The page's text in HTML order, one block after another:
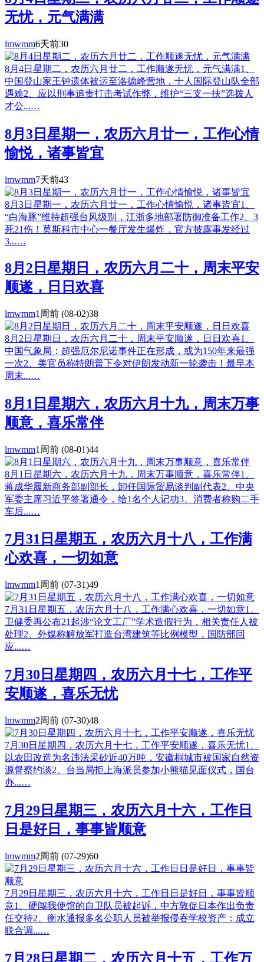
无忧，元气满满
lmwmm6天前30
8月4日星期二，农历六月廿二，工作顺遂无忧，元气满满1、
中国登山家王钟遗体被运至洛德峰营地，十人国际登山队全部
遇难2、应以刑事追责打击考试作弊，维护“三支一扶”选拨人
才公...…
8月3日星期一，农历六月廿一，工作心情
愉悦，诸事皆宜
lmwmm7天前43
8月3日星期一，农历六月廿一，工作心情愉悦，诸事皆宜1、
“白海豚”维持超强台风级别，江浙多地部署防御准备工作2、3
死21伤！莫斯科市中心一餐厅发生爆炸，官方披露事发经过
3...…
8月2日星期日，农历六月二十，周末平安
顺遂，日日欢喜
lmwmm1周前 (08-02)38
8月2日星期日，农历六月二十，周末平安顺遂，日日欢喜1、
中国气象局：超强厄尔尼诺事件正在形成，或为150年来最强
一次2、美官员称特朗普下令对伊朗发动新一轮袭击！最早本
周末...…
8月1日星期六，农历六月十九，周末万事
顺意，喜乐常伴
lmwmm1周前 (08-01)44
8月1日星期六，农历六月十九，周末万事顺意，喜乐常伴1、
蒋成华履新商务部副部长，卸任国际贸易谈判副代表2、中央
军委主席习近平签署通令，给1名个人记功3、消费者称购二手
车后...…
7月31日星期五，农历六月十八，工作满
心欢喜，一切如意
lmwmm1周前 (07-31)49
7月31日星期五，农历六月十八，工作满心欢喜，一切如意1、
卫健委再公布21起涉“论文工厂”学术造假行为，相关责任人被
处理2、外媒称解放军打造台湾建筑等比例模型，国防部回
应...…
7月30日星期四，农历六月十七，工作平
安顺遂，喜乐无忧
lmwmm2周前 (07-30)48
7月30日星期四，农历六月十七，工作平安顺遂，喜乐无忧1、
以农田改造为名违法采砂近40万吨，安徽桐城市被国家自然资
源督察约谈2、台当局拒上海派员参加小熊猫见面仪式，国台
办...…
7月29日星期三，农历六月十六，工作日
日是好日，事事皆顺意
lmwmm2周前 (07-29)60
7月29日星期三，农历六月十六，工作日日是好日，事事皆顺
意1、硬闯我使馆的自卫队员被起诉，中方敦促日本作出负责
任交待2、衡水通报多名公职人员被举报侵吞学校资产：成立
联合调...…
7月28日星期二，农历六月十五，工作万